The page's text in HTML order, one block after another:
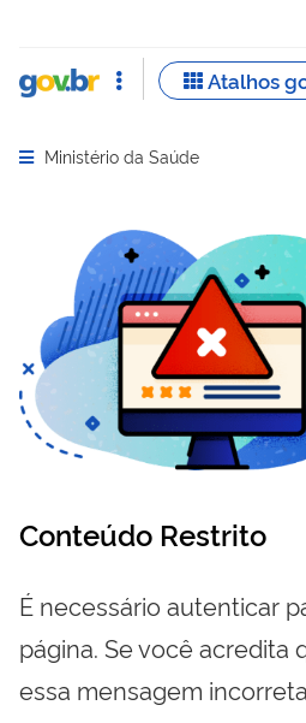
Abrir menu principal de
Ministério da Saúde
Conteúdo Restrito
É necessário autenticar
página. Se você acredita
essa mensagem